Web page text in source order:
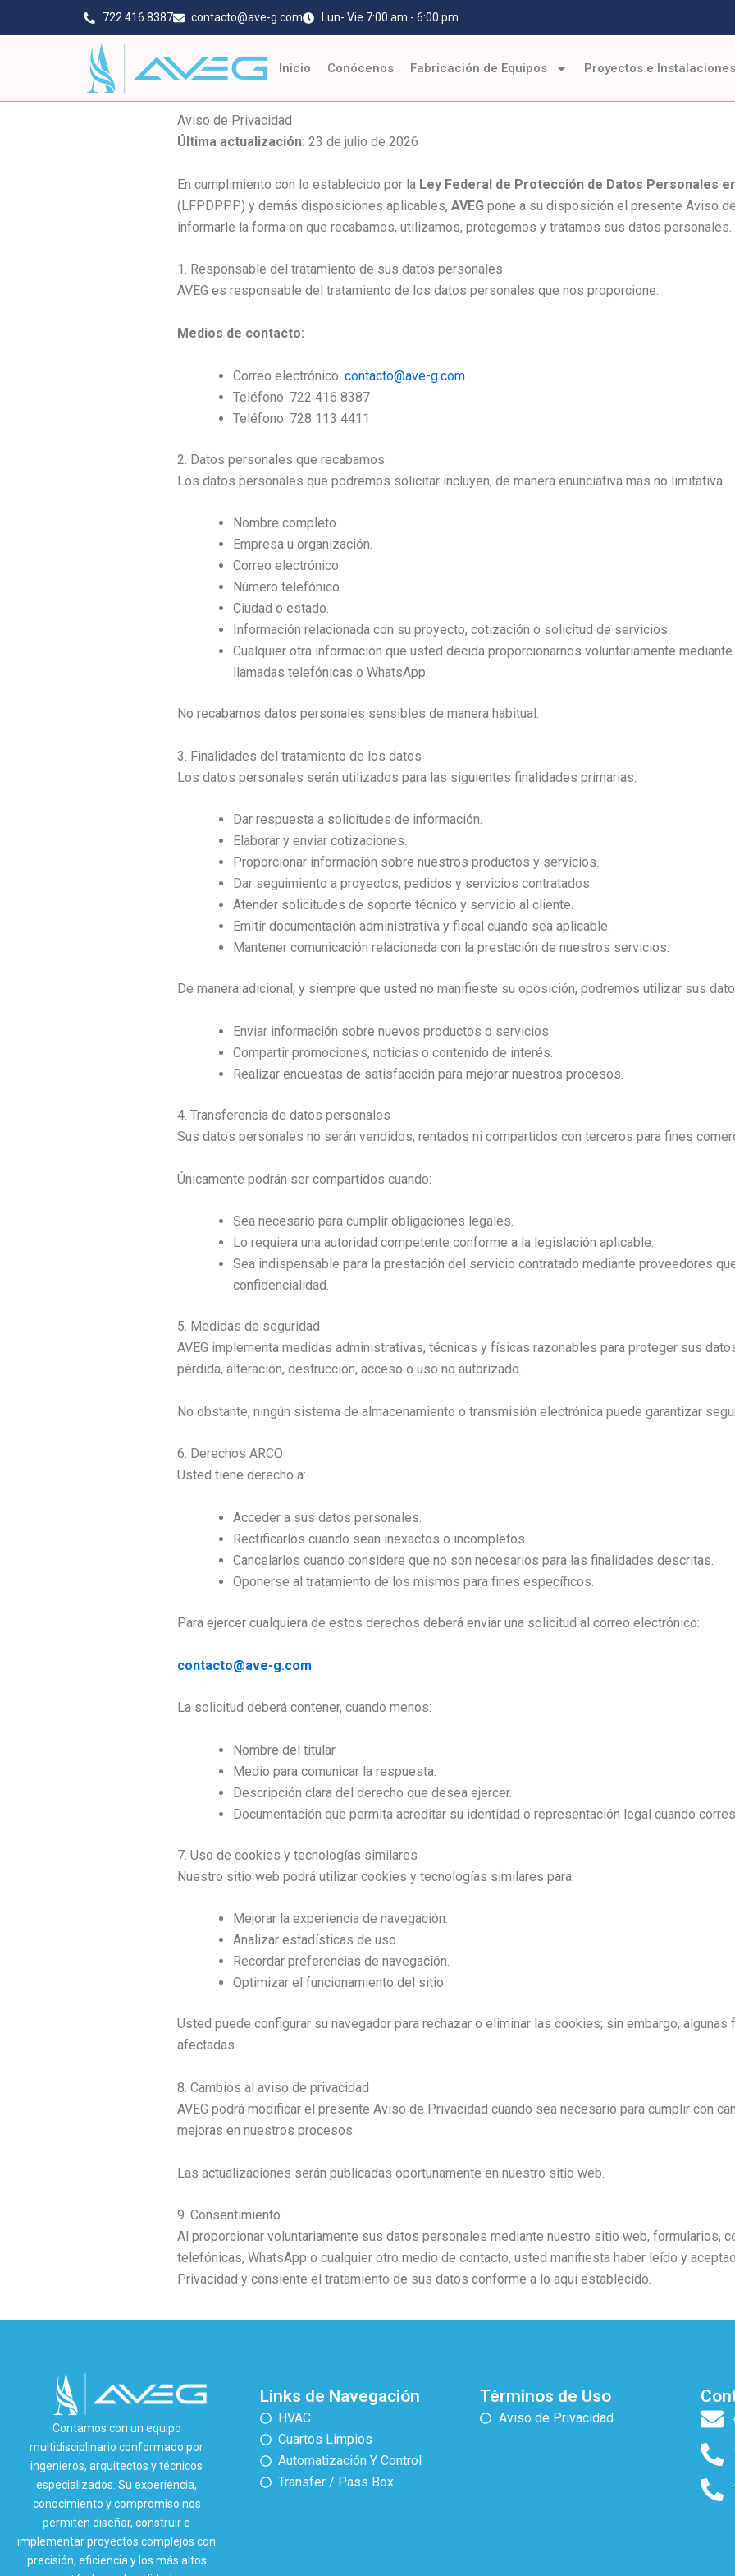
al
722 416 8387 contacto@ave-g.com Lun- Vie 7:00 am - 6:00 pm
Inicio Conócenos Fabricación de Equipos Proyectos e Instalaciones
Aviso de Privacidad
Última actualización: 23 de julio de 2026
En cumplimiento con lo establecido por la Ley Federal de Protección de Datos Personales
(LFPDPPP) y demás disposiciones aplicables, AVEG pone a su disposición el presente Aviso
informarle la forma en que recabamos, utilizamos, protegemos y tratamos sus datos personales.
1. Responsable del tratamiento de sus datos personales
AVEG es responsable del tratamiento de los datos personales que nos proporcione.
Medios de contacto:
Correo electrónico: contacto@ave-g.com
Teléfono: 722 416 8387
Teléfono: 728 113 4411
2. Datos personales que recabamos
Los datos personales que podremos solicitar incluyen, de manera enunciativa mas no limitativa:
Nombre completo.
Empresa u organización.
Correo electrónico.
Número telefónico.
Ciudad o estado.
Información relacionada con su proyecto, cotización o solicitud de servicios.
Cualquier otra información que usted decida proporcionarnos voluntariamente
llamadas telefónicas o WhatsApp.
No recabamos datos personales sensibles de manera habitual.
3. Finalidades del tratamiento de los datos
Los datos personales serán utilizados para las siguientes finalidades primarias:
Dar respuesta a solicitudes de información.
Elaborar y enviar cotizaciones.
Proporcionar información sobre nuestros productos y servicios.
Dar seguimiento a proyectos, pedidos y servicios contratados.
Atender solicitudes de soporte técnico y servicio al cliente.
Emitir documentación administrativa y fiscal cuando sea aplicable.
Mantener comunicación relacionada con la prestación de nuestros servicios.
De manera adicional, y siempre que usted no manifieste su oposición, podremos utilizar sus
Enviar información sobre nuevos productos o servicios.
Compartir promociones, noticias o contenido de interés.
Realizar encuestas de satisfacción para mejorar nuestros procesos.
4. Transferencia de datos personales
Sus datos personales no serán vendidos, rentados ni compartidos con terceros para fines
Únicamente podrán ser compartidos cuando:
Sea necesario para cumplir obligaciones legales.
Lo requiera una autoridad competente conforme a la legislación aplicable.
Sea indispensable para la prestación del servicio contratado mediante proveedores
confidencialidad.
5. Medidas de seguridad
AVEG implementa medidas administrativas, técnicas y físicas razonables para proteger sus
pérdida, alteración, destrucción, acceso o uso no autorizado.
No obstante, ningún sistema de almacenamiento o transmisión electrónica puede garantizar
6. Derechos ARCO
Usted tiene derecho a:
Acceder a sus datos personales.
Rectificarlos cuando sean inexactos o incompletos.
Cancelarlos cuando considere que no son necesarios para las finalidades descritas.
Oponerse al tratamiento de los mismos para fines específicos.
Para ejercer cualquiera de estos derechos deberá enviar una solicitud al correo electrónico:
contacto@ave-g.com
La solicitud deberá contener, cuando menos:
Nombre del titular.
Medio para comunicar la respuesta.
Descripción clara del derecho que desea ejercer.
Documentación que permita acreditar su identidad o representación legal cuando
7. Uso de cookies y tecnologías similares
Nuestro sitio web podrá utilizar cookies y tecnologías similares para:
Mejorar la experiencia de navegación.
Analizar estadísticas de uso.
Recordar preferencias de navegación.
Optimizar el funcionamiento del sitio.
Usted puede configurar su navegador para rechazar o eliminar las cookies; sin embargo,
afectadas.
8. Cambios al aviso de privacidad
AVEG podrá modificar el presente Aviso de Privacidad cuando sea necesario para cumplir con
mejoras en nuestros procesos.
Las actualizaciones serán publicadas oportunamente en nuestro sitio web.
9. Consentimiento
Al proporcionar voluntariamente sus datos personales mediante nuestro sitio web, formularios,
telefónicas, WhatsApp o cualquier otro medio de contacto, usted manifiesta haber leído y
Privacidad y consiente el tratamiento de sus datos conforme a lo aquí establecido.
Contamos con un equipo
multidisciplinario conformado por
ingenieros, arquitectos y técnicos
especializados. Su experiencia,
conocimiento y compromiso nos
permiten diseñar, construir e
implementar proyectos complejos con
precisión, eficiencia y los más altos
Links de Navegación
HVAC
Cuartos Limpios
Automatización Y Control
Transfer / Pass Box
Términos de Uso
Aviso de Privacidad